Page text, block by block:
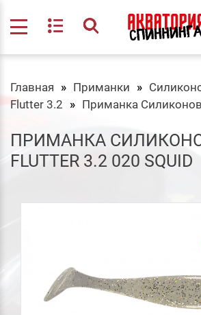
Главная Приманки
Flutter 3.2
ПРИМАНКА
FLUTTER 3.2 020 SQUID